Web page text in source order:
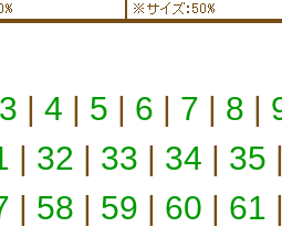
3 | 4 | 5 | 6 | 7 | 8 |
| 32 | 33 | 34 | 35
| 58 | 59 | 60 | 61